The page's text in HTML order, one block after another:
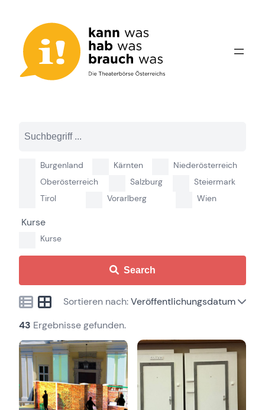
springen
Burgenland Kärnten
Niederösterreich
Oberösterreich
Salzburg
Steiermark
Tirol
Vorarlberg Wien
Kurse
Kurse
Search
Sortieren nach:Veröffentlichungsdatum
43 Ergebnisse gefunden.